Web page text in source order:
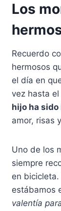
Los
Recuerdo
hermosos
el día en
vez hasta
hijo ha
amor, risas
Uno de los
siempre
en
estábamos
valentía